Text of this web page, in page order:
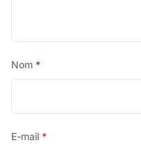
Nom *
E-mail *